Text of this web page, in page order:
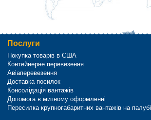
Послуги
Покупка товарів в США
Контейнерне перевезення
Авіаперевезення
Доставка посилок
Консолідація вантажів
Допомога в митному оформленні
Пересилка крупногабаритних вантажів на палубі